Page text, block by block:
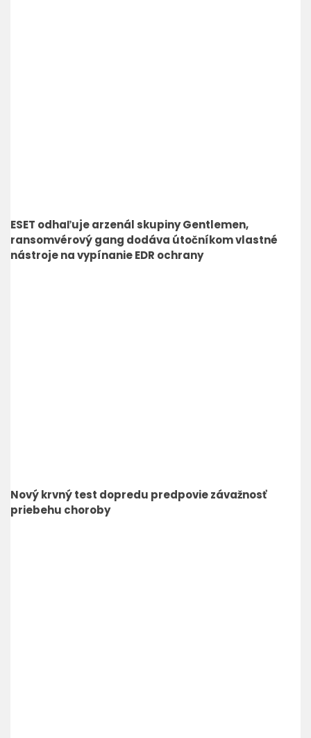
ESET odhaľuje arzenál skupiny Gentlemen,
ransomvérový gang dodáva útočníkom vlastné
nástroje na vypínanie EDR ochrany
Nový krvný test dopredu predpovie závažnosť
priebehu choroby